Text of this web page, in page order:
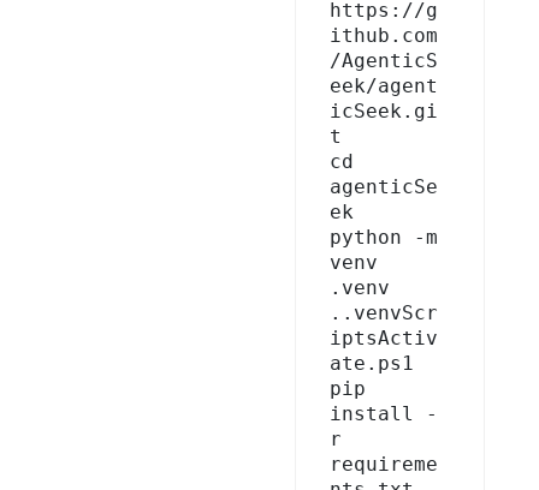
https://g
ithub.com
/AgenticS
eek/agent
icSeek.gi
t
cd
agenticSe
ek
python -m
venv
.venv
..venvScr
iptsActiv
ate.ps1
pip
install -
r
requireme